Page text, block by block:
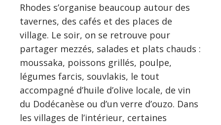
Rhodes s’organise beaucoup autour des
tavernes, des cafés et des places de
village. Le soir, on se retrouve pour
partager mezzés, salades et plats chauds :
moussaka, poissons grillés, poulpe,
légumes farcis, souvlakis, le tout
accompagné d’huile d’olive locale, de vin
du Dodécanèse ou d’un verre d’ouzo. Dans
les villages de l’intérieur, certaines